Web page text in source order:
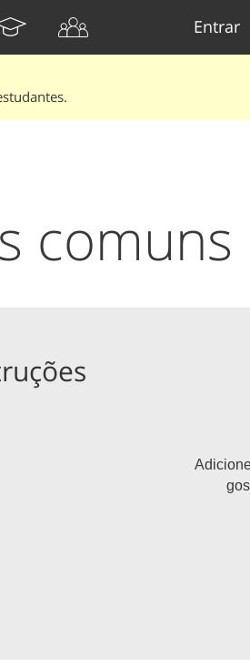
Entrar
comuns